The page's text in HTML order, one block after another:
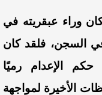
وراء عبقريته في
في السجن، فلقد كان
الإعدام رميًا
الأخيرة لمواجهة